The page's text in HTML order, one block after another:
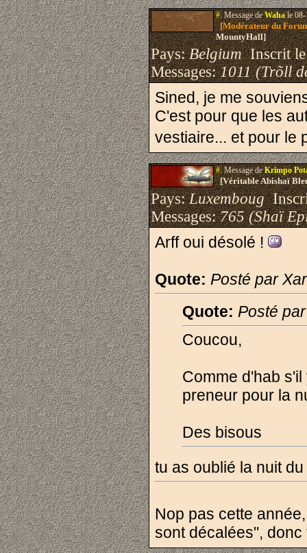
#.Message deWahale 08-
[Modérateur du
MountyHall]
Pays:BelgiumInscrit
Messages:1011 (Trõll
Sined, je me
C'est pour que les
vestiaire... et pour le
#.Message deKrimpo
[Véritable Abishaï
Pays:Luxemboug
Messages:765 (Shaï
Arff oui désolé !
Quote: Posté par
Quote: Posté
Coucou,
Comme d'hab
preneur pour la
Des bisous
tu as oublié la nuit
Nop pas cette
sont décalées",